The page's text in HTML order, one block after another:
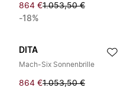
864 €1.053,50 €
-18%
DITA
Mach-Six Sonnenbrille
864 €1.053,50 €